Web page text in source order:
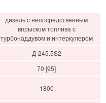
дизель с непосредственным
впрыском топлива с
турбонаддувом и интеркулером
Д-245.5S2
70 [95]
1800